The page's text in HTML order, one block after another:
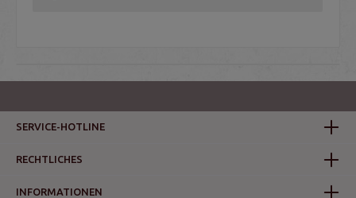
SERVICE-HOTLINE
RECHTLICHES
INFORMATIONEN